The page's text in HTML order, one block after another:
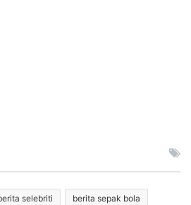
selebriti berita sepak bola